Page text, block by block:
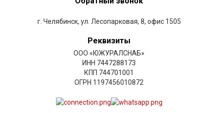
г. Челябинск, ул. Лесопарковая, 8, офис 1505
Реквизиты
ООО «ЮЖУРАЛСНАБ»
ИНН 7447288173
КПП 744701001
ОГРН 1197456010872